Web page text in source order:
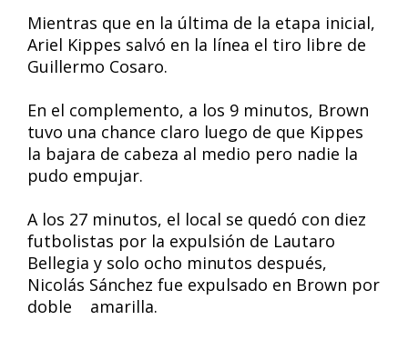
Mientras que en la última de la etapa inicial,
Ariel Kippes salvó en la línea el tiro libre de
Guillermo Cosaro.
En el complemento, a los 9 minutos, Brown
tuvo una chance claro luego de que Kippes
la bajara de cabeza al medio pero nadie la
pudo empujar.
A los 27 minutos, el local se quedó con diez
futbolistas por la expulsión de Lautaro
Bellegia y solo ocho minutos después,
Nicolás Sánchez fue expulsado en Brown por
doble amarilla.